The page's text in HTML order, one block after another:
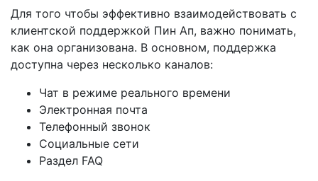
Для того чтобы эффективно взаимодействовать с
клиентской поддержкой Пин Ап, важно понимать,
как она организована. В основном, поддержка
доступна через несколько каналов:
Чат в режиме реального времени
Электронная почта
Телефонный звонок
Социальные сети
Раздел FAQ